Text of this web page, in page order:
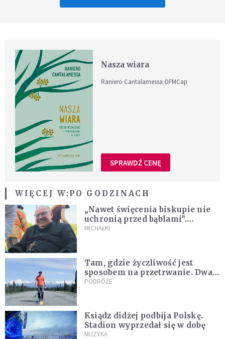
Nasza wiara
Raniero Cantalamessa OFMCap
SPRAWDŹ CENĘ
WIĘCEJ W:PO GODZINACH
„Nawet święcenia biskupie nie
uchronią przed bąblami”.
Archidiecezja pokazała
MICHAŁKI
Tam, gdzie życzliwość jest
sposobem na przetrwanie. Dwa
tygodnie na Alasce [REPORTAŻ]
PODRÓŻE
Ksiądz didżej podbija Polskę.
Stadion wyprzedał się w dobę
MUZYKA